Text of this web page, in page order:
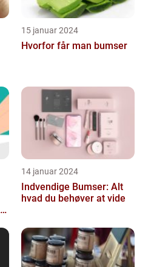
15 januar 2024
Hvorfor får man bumser
14 januar 2024
Indvendige Bumser: Alt
hvad du behøver at vide